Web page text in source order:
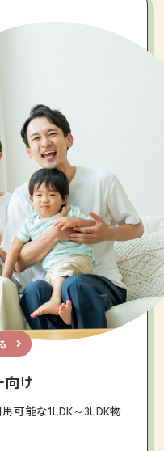
向け
可能な1LDK～3LDK物